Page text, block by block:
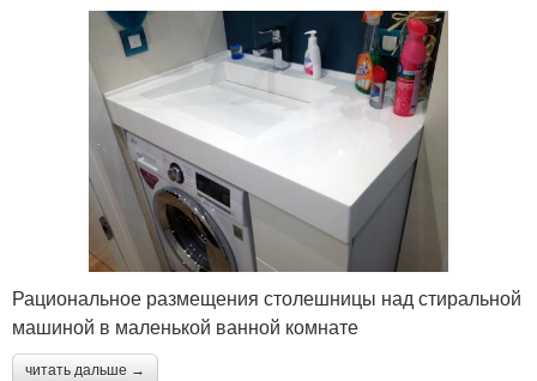
Рациональное размещения столешницы над стиральной
машиной в маленькой ванной комнате
читать дальше →